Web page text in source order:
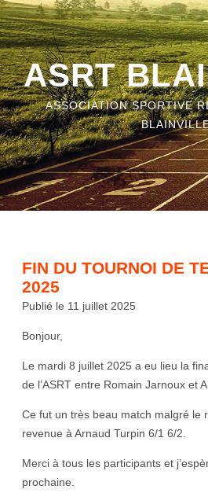
ASRT
ASSOCIATION SPORTIVE
FIN DU TOURNOI DE
2025
Publié le 11 juillet 2025
Bonjour,
Le mardi 8 juillet 2025 a eu lieu la
de l’ASRT entre Romain Jarnoux et
Ce fut un très beau match malgré le
revenue à Arnaud Turpin 6/1 6/2.
Merci à tous les participants et
prochaine.